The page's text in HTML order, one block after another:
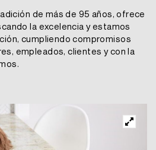
de más de 95 años, ofrece
la excelencia y estamos
cumpliendo compromisos
empleados, clientes y con la